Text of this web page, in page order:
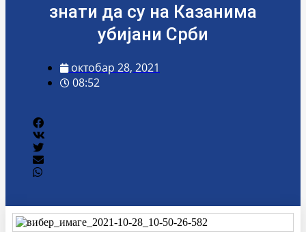
знати да су на Казанима
убијани Срби
октобар 28, 2021
08:52